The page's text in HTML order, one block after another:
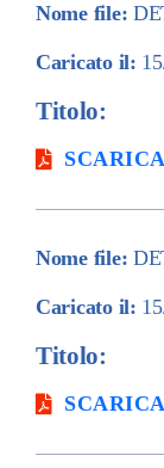
Nome file:
Caricato il:
Titolo:
Nome file:
Caricato il:
Titolo: